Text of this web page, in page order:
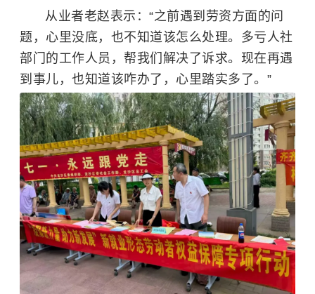
从业者老赵表示：“之前遇到劳资方面的问
题，心里没底，也不知道该怎么处理。多亏人社
部门的工作人员，帮我们解决了诉求。现在再遇
到事儿，也知道该咋办了，心里踏实多了。”